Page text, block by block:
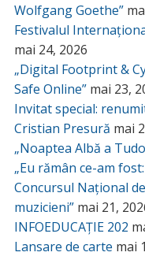
Wolfgang Goethe”
Festivalul
mai 24, 2026
„Digital Footprint &
Safe Online” mai 23,
Invitat special:
Cristian Presură mai
„Noaptea Albă a
„Eu rămân ce-am
Concursul Național
muzicieni” mai 21,
INFOEDUCAȚIE 202
Lansare de carte mai